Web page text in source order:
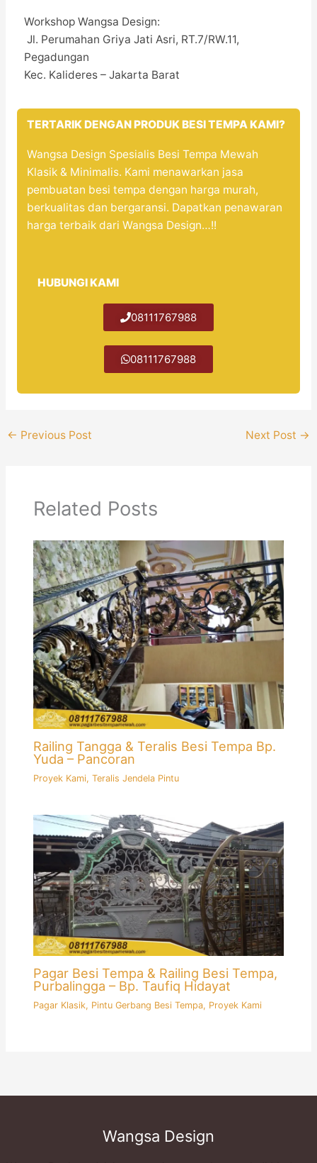
Workshop Wangsa Design:
Jl. Perumahan Griya Jati Asri, RT.7/RW.11,
Pegadungan
Kec. Kalideres – Jakarta Barat
TERTARIK DENGAN PRODUK BESI TEMPA KAMI?
Wangsa Design Spesialis Besi Tempa Mewah
Klasik & Minimalis. Kami menawarkan jasa
pembuatan besi tempa dengan harga murah,
berkualitas dan bergaransi. Dapatkan penawaran
harga terbaik dari Wangsa Design…!!
HUBUNGI KAMI
​08111767988
​08111767988
← Previous Post Next Post →
Related Posts
Railing Tangga & Teralis Besi Tempa Bp.
Yuda – Pancoran
Proyek Kami,Teralis Jendela Pintu
Pagar Besi Tempa & Railing Besi Tempa,
Purbalingga – Bp. Taufiq Hidayat
Pagar Klasik, Pintu Gerbang Besi Tempa, Proyek Kami
Wangsa Design